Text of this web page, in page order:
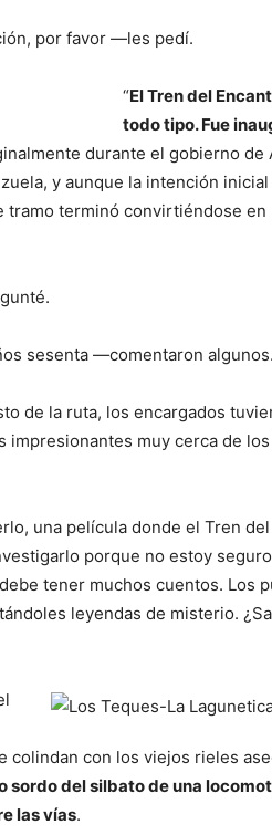
por favor —les pedí.
“El Tren del
todo tipo. Fue
durante el gobierno de
y aunque la intención
terminó convirtiéndose
sesenta —comentaron algunos.
de la ruta, los encargados
impresionantes muy cerca de
una película donde el Tren
porque no estoy
tener muchos cuentos. Los
leyendas de misterio.
colindan con los viejos rieles
sordo del silbato de una
las vías.